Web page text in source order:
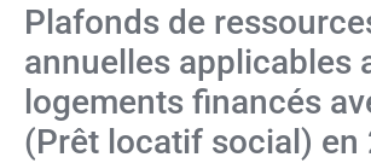
Plafonds de
annuelles applicables
logements financés
(Prêt locatif social) en